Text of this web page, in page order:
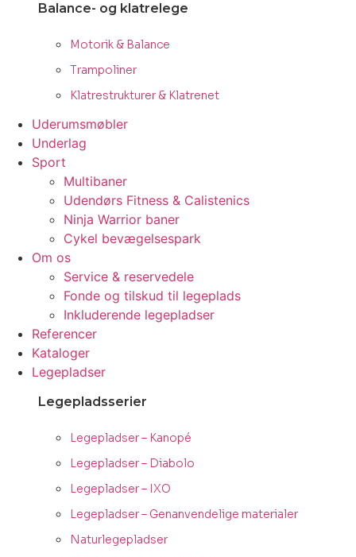
Balance- og klatrelege
Motorik & Balance
Trampoliner
Klatrestrukturer & Klatrenet
Uderumsmøbler
Underlag
Sport
Multibaner
Udendørs Fitness & Calistenics
Ninja Warrior baner
Cykel bevægelsespark
Om os
Service & reservedele
Fonde og tilskud til legeplads
Inkluderende legepladser
Referencer
Kataloger
Legepladser
Legepladsserier
Legepladser – Kanopé
Legepladser – Diabolo
Legepladser – IXO
Legepladser – Genanvendelige materialer
Naturlegepladser